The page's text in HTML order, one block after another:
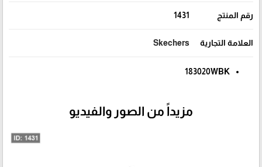
رقم المنتج 1431
العلامة التجارية Skechers
183020WBK
مزيداً من الصور والفيديو